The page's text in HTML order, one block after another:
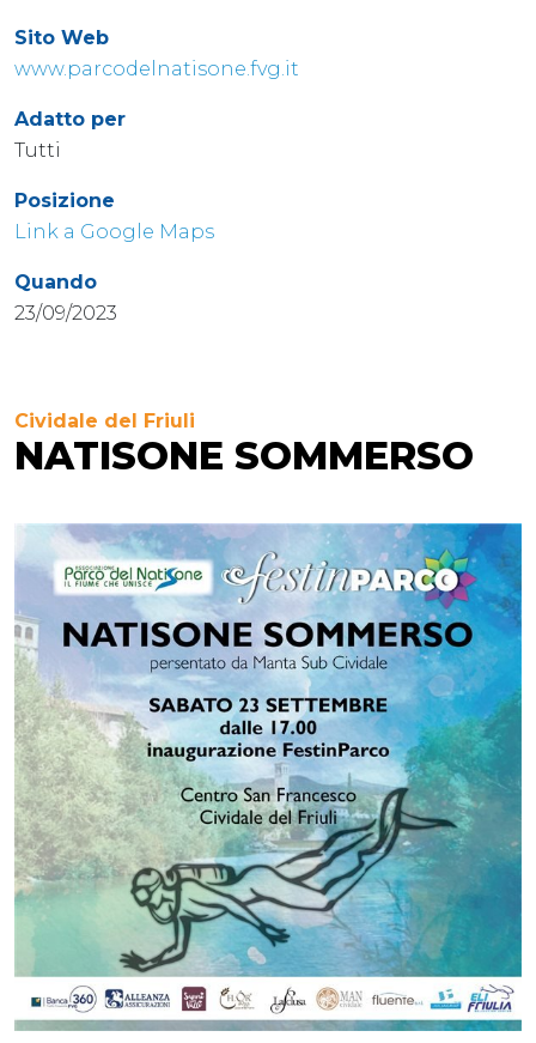
Sito Web
www.parcodelnatisone.fvg.it
Adatto per
Tutti
Posizione
Link a Google Maps
Quando
23/09/2023
Cividale del Friuli
NATISONE SOMMERSO